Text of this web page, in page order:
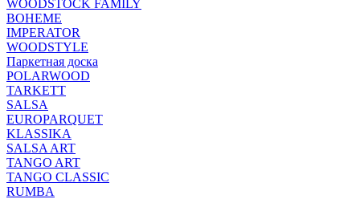
WOODSTOCK FAMILY
BOHEME
IMPERATOR
WOODSTYLE
Паркетная доска
POLARWOOD
TARKETT
SALSA
EUROPARQUET
KLASSIKA
SALSA ART
TANGO ART
TANGO CLASSIC
RUMBA